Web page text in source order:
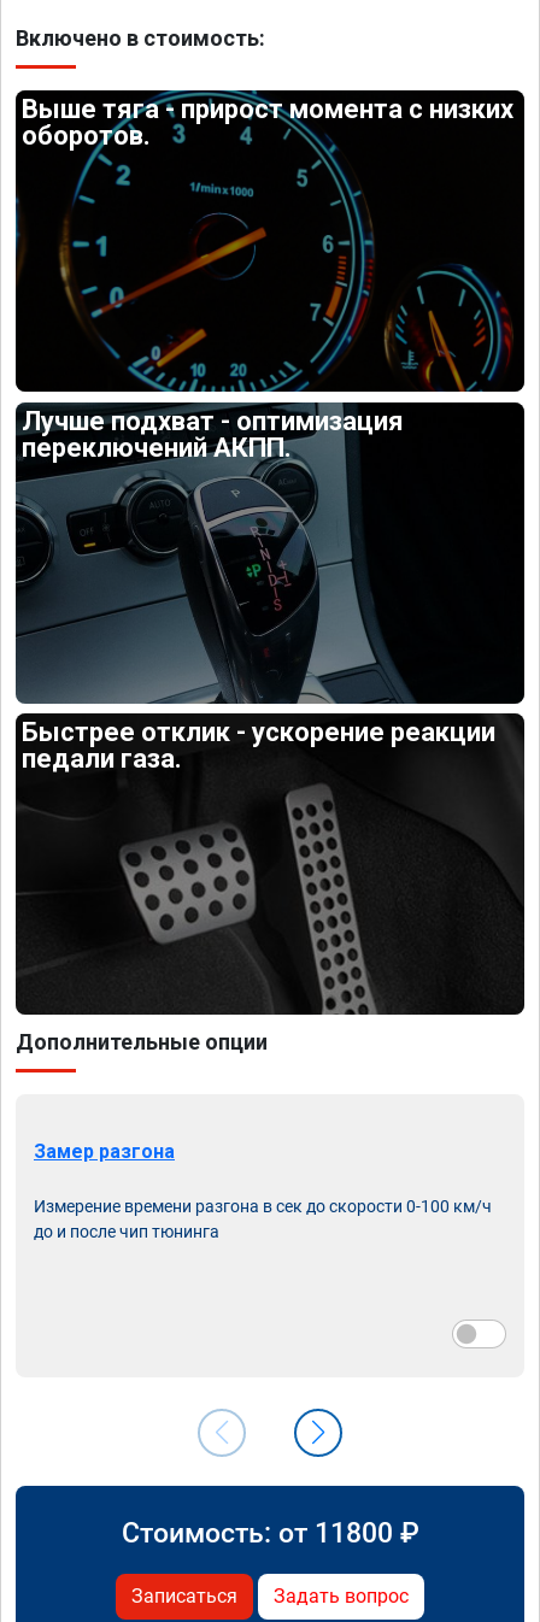
Включено в стоимость:
Выше тяга - прирост момента с низких
оборотов.
Лучше подхват - оптимизация
переключений АКПП.
Быстрее отклик - ускорение реакции
педали газа.
Дополнительные опции
Замер разгона
Измерение времени разгона в сек до скорости 0-100 км/ч
до и после чип тюнинга
Стоимость: от 11800 ₽
Записаться Задать вопрос